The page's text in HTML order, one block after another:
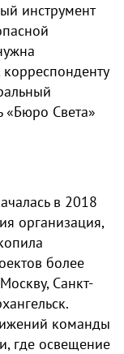
инструмент
«Бюро Света»
в 2018
организация,
более
Санкт-
команды
где освещение